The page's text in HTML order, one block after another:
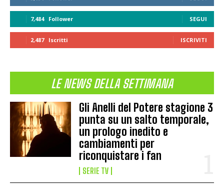
7,484 Follower SEGUI
2,487 Iscritti ISCRIVITI
LE NEWS DELLA SETTIMANA
Gli Anelli del Potere stagione 3
punta su un salto temporale,
un prologo inedito e
cambiamenti per
riconquistare i fan
SERIE TV